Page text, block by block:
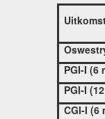
PGI-I (6
PGI-I
CGI-I (6